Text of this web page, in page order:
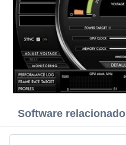
Software relacionado